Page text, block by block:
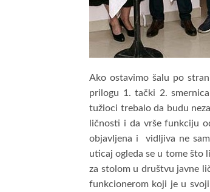
Ako ostavimo šalu po
prilogu 1. tački 2.
tužioci trebalo da budu
ličnosti i da vrše funkciju
objavljena i vidljiva ne
uticaj ogleda se u tome što
za stolom u društvu javne
funkcionerom koji je u